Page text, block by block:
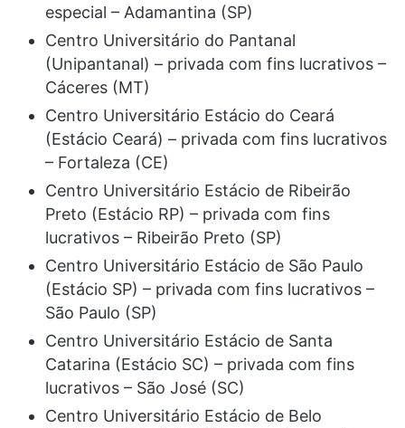
especial – Adamantina (SP)
Centro Universitário do Pantanal
(Unipantanal) – privada com fins lucrativos –
Cáceres (MT)
Centro Universitário Estácio do Ceará
(Estácio Ceará) – privada com fins lucrativos
– Fortaleza (CE)
Centro Universitário Estácio de Ribeirão
Preto (Estácio RP) – privada com fins
lucrativos – Ribeirão Preto (SP)
Centro Universitário Estácio de São Paulo
(Estácio SP) – privada com fins lucrativos –
São Paulo (SP)
Centro Universitário Estácio de Santa
Catarina (Estácio SC) – privada com fins
lucrativos – São José (SC)
Centro Universitário Estácio de Belo